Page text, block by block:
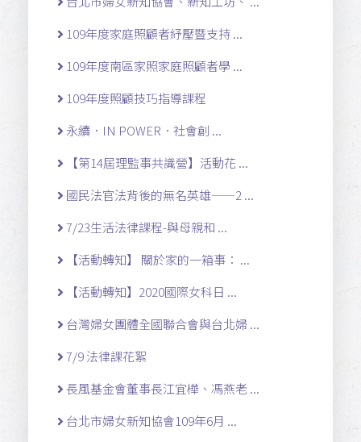
109年度家庭照顧者紓壓暨支持 ...
109年度南區家照家庭照顧者學 ...
109年度照顧技巧指導課程
永續．IN POWER．社會創 ...
【第14屆理監事共識營】活動花 ...
國民法官法背後的無名英雄——2 ...
7/23生活法律課程-與母親和 ...
【活動轉知】 關於家的一箱事： ...
【活動轉知】2020國際女科日 ...
台灣婦女團體全國聯合會與台北婦 ...
7/9 法律課花絮
長風基金會董事長江宜樺、馮燕老 ...
台北市婦女新知協會109年6月 ...